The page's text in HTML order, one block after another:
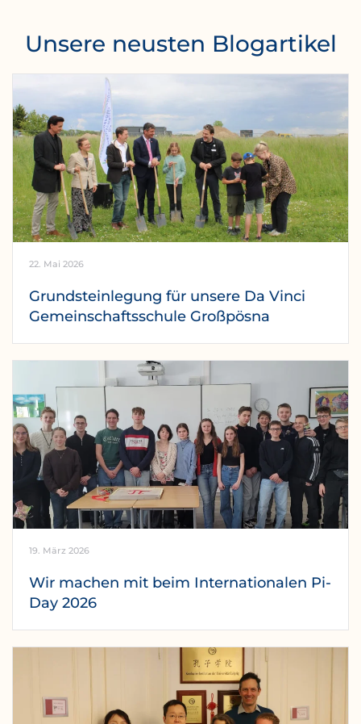
Unsere neusten Blogartikel
22. Mai 2026
Grundsteinlegung für unsere Da Vinci
Gemeinschaftsschule Großpösna
19. März 2026
Wir machen mit beim Internationalen Pi-
Day 2026